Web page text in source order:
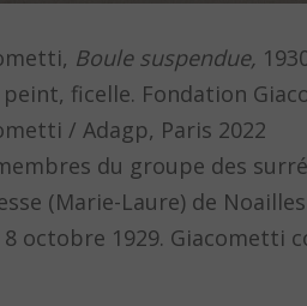
Boule suspendue,
ficelle. Fondation
/ Adagp, Paris 2022
du groupe des
(Marie-Laure) de
octobre 1929. Giacometti